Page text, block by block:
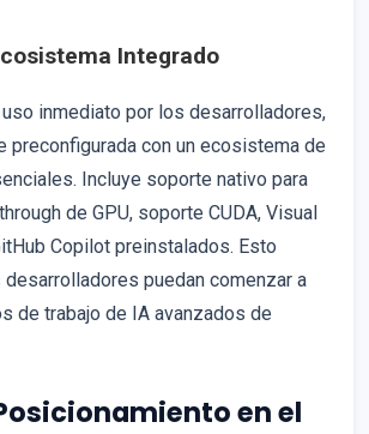
Integrado
inmediato por los desarrolladores,
preconfigurada con un ecosistema de
Incluye soporte nativo para
de GPU, soporte CUDA, Visual
Copilot preinstalados. Esto
puedan comenzar a
de trabajo de IA avanzados de
en el